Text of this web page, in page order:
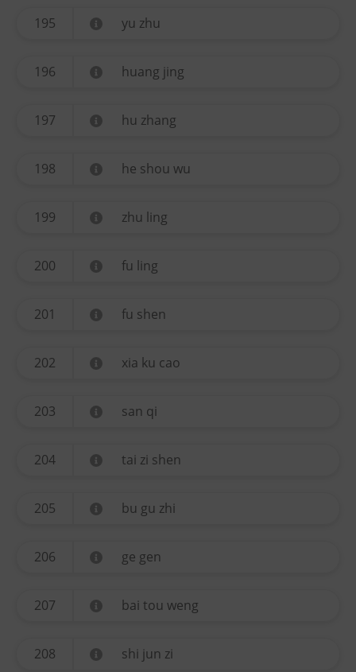
195 yu zhu
196 huang jing
197 hu zhang
198 he shou wu
199 zhu ling
200 fu ling
201 fu shen
202 xia ku cao
203 san qi
204 tai zi shen
205 bu gu zhi
206 ge gen
207 bai tou weng
208 shi jun zi